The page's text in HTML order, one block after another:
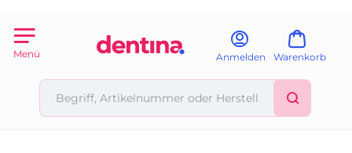
Menü Anmelden Warenkorb